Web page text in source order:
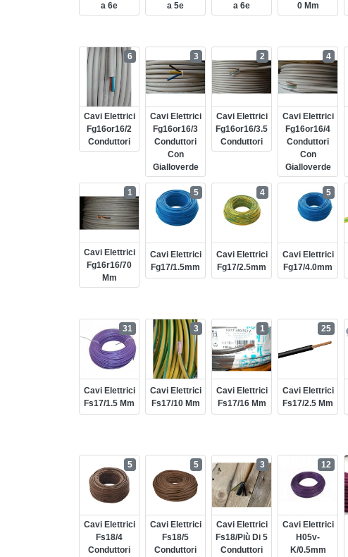
A 6e
A 5e
A 6e
0 Mm
Cavi Elettrici
Fg16or16/2
Conduttori
6
Cavi Elettrici
Fg16or16/3
Conduttori
Con
Gialloverde
3
Cavi Elettrici
Fg16or16/3.5
Conduttori
2
Cavi Elettrici
Fg16or16/4
Conduttori
Con
Gialloverde
4
Cavi Elettrici
Fg16r16/70
Mm
1
Cavi Elettrici
Fg17/1.5mm
5
Cavi Elettrici
Fg17/2.5mm
4
Cavi Elettrici
Fg17/4.0mm
5
Cavi Elettrici
Fs17/1.5 Mm
31
Cavi Elettrici
Fs17/10 Mm
3
Cavi Elettrici
Fs17/16 Mm
1
Cavi Elettrici
Fs17/2.5 Mm
25
Cavi Elettrici
Fs18/4
Conduttori
5
Cavi Elettrici
Fs18/5
Conduttori
5
Cavi Elettrici
Fs18/più Di 5
Conduttori
3
Cavi Elettrici
H05v-
K/0.5mm
12